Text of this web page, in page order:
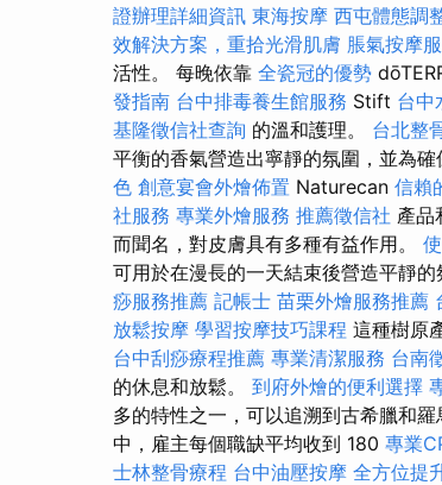
證辦理詳細資訊 東海按摩 西屯體態調
效解決方案，重拾光滑肌膚 脹氣按摩
活性。 每晚依靠 全瓷冠的優勢
發指南 台中排毒養生館服務 Stift 台中
基隆徵信社查詢 的溫和護理。 台北整
平衡的香氣營造出寧靜的氛圍，並為
色 創意宴會外燴佈置 Naturecan 信賴
社服務 專業外燴服務 推薦徵信社 產品
而聞名，對皮膚具有多種有益作用。
可用於在漫長的一天結束後營造平靜的
痧服務推薦 記帳士 苗栗外燴服務推薦
放鬆按摩 學習按摩技巧課程 這種樹原
台中刮痧療程推薦 專業清潔服務 台南
的休息和放鬆。 到府外燴的便利選擇
多的特性之一，可以追溯到古希臘和
中，雇主每個職缺平均收到 180 專業
士林整骨療程 台中油壓按摩 全方位提